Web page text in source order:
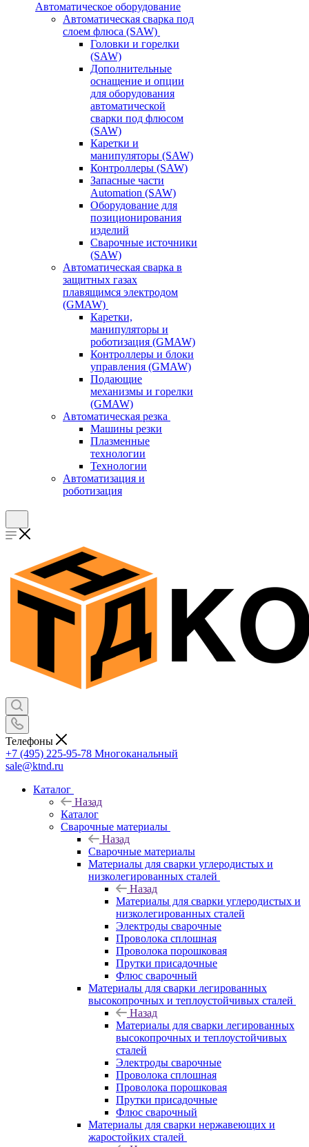
Автоматическое оборудование
Автоматическая сварка под
слоем флюса (SAW)
Головки и горелки
(SAW)
Дополнительные
оснащение и опции
для оборудования
автоматической
сварки под флюсом
(SAW)
Каретки и
манипуляторы (SAW)
Контроллеры (SAW)
Запасные части
Automation (SAW)
Оборудование для
позиционирования
изделий
Сварочные источники
(SAW)
Автоматическая сварка в
защитных газах
плавящимся электродом
(GMAW)
Каретки,
манипуляторы и
роботизация (GMAW)
Контроллеры и блоки
управления (GMAW)
Подающие
механизмы и горелки
(GMAW)
Автоматическая резка
Машины резки
Плазменные
технологии
Технологии
Автоматизация и
роботизация
Телефоны
+7 (495) 225-95-78 Многоканальный
sale@ktnd.ru
Каталог
Назад
Каталог
Сварочные материалы
Назад
Сварочные материалы
Материалы для сварки углеродистых и
низколегированных сталей
Назад
Материалы для сварки углеродистых и
низколегированных сталей
Электроды сварочные
Проволока сплошная
Проволока порошковая
Прутки присадочные
Флюс сварочный
Материалы для сварки легированных
высокопрочных и теплоустойчивых сталей
Назад
Материалы для сварки легированных
высокопрочных и теплоустойчивых
сталей
Электроды сварочные
Проволока сплошная
Проволока порошковая
Прутки присадочные
Флюс сварочный
Материалы для сварки нержавеющих и
жаростойких сталей